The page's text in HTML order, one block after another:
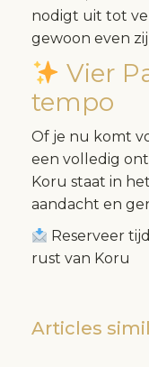
nodigt uit tot
gewoon even
Vier
tempo
Of je nu komt
een volledig
Koru staat in
aandacht en
Reserveer
rust van Koru
Articles